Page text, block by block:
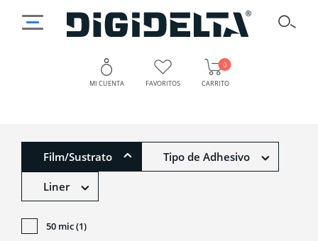
MI CUENTA FAVORITOS CARRITO
0
Film/Sustrato
50 mic (1)
Tipo de Adhesivo
Liner